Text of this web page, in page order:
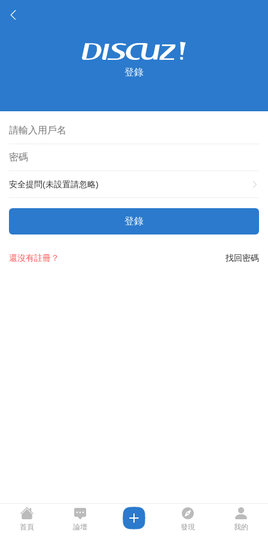
登錄
安全提問(未設置請忽略)
登錄
找回密碼
還沒有註冊？
首頁 論壇 發現 我的